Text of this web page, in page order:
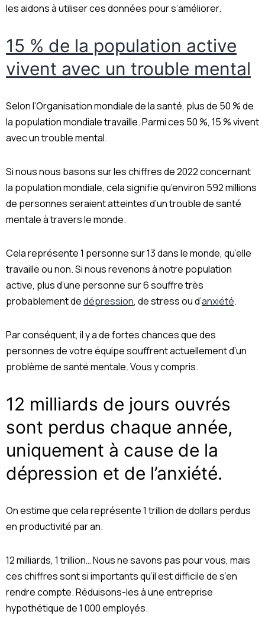
les aidons à utiliser ces données pour s’améliorer.
15 % de la population active
vivent avec un trouble mental
Selon l’Organisation mondiale de la santé, plus de 50 % de
la population mondiale travaille. Parmi ces 50 %, 15 % vivent
avec un trouble mental.
Si nous nous basons sur les chiffres de 2022 concernant
la population mondiale, cela signifie qu’environ 592 millions
de personnes seraient atteintes d’un trouble de santé
mentale à travers le monde.
Cela représente 1 personne sur 13 dans le monde, qu’elle
travaille ou non. Si nous revenons à notre population
active, plus d’une personne sur 6 souffre très
probablement dedépression, de stress ou d’anxiété.
Par conséquent, il y a de fortes chances que des
personnes de votre équipe souffrent actuellement d’un
problème de santé mentale. Vous y compris.
12 milliards de jours ouvrés
sont perdus chaque année,
uniquement à cause de la
dépression et de l’anxiété.
On estime que cela représente 1 trillion de dollars perdus
en productivité par an.
12 milliards, 1 trillion… Nous ne savons pas pour vous, mais
ces chiffres sont si importants qu’il est difficile de s’en
rendre compte. Réduisons-les à une entreprise
hypothétique de 1 000 employés.